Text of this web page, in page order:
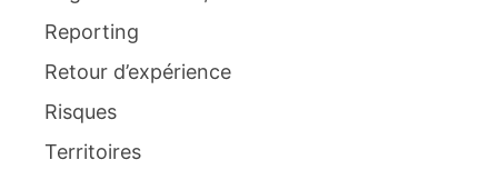
Reporting
Retour d’expérience
Risques
Territoires